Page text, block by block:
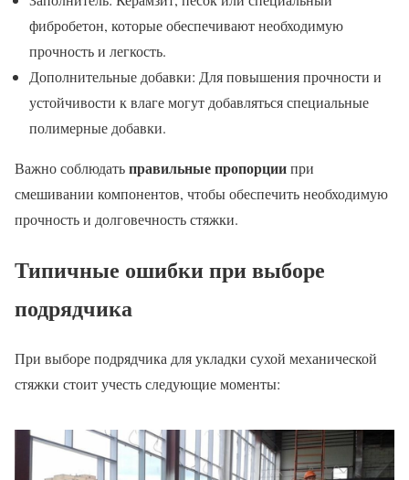
фибробетон, которые обеспечивают необходимую
прочность и легкость.
Дополнительные добавки: Для повышения прочности и
устойчивости к влаге могут добавляться специальные
полимерные добавки.
Важно соблюдатьправильные пропорциипри
смешивании компонентов, чтобы обеспечить необходимую
прочность и долговечность стяжки.
Типичные ошибки при выборе
подрядчика
При выборе подрядчика для укладки сухой механической
стяжки стоит учесть следующие моменты: